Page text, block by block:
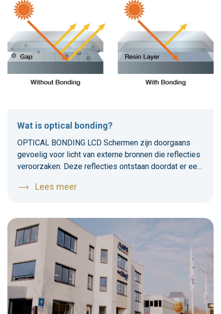
Wat is optical bonding?
OPTICAL BONDING LCD Schermen zijn doorgaans
gevoelig voor licht van externe bronnen die reflecties
veroorzaken. Deze reflecties ontstaan doordat er een
scherm. Het licht uit een externe lichtbron wordt door
andere kant op, het licht vanuit het LCD scherm wordt
door diezelfde luchtlaag ook gebroken. Dit resulteert
in een verminderde helderheid, contrastverlies en
verslechterde kijkhoek. Optical bonding is een
techniek die mede deze problemen oplost.
Lees meer